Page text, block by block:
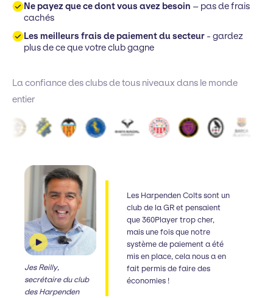
Ne payez que ce dont vous avez besoin – pas de frais
cachés
Les meilleurs frais de paiement du secteur - gardez
plus de ce que votre club gagne
La confiance des clubs de tous niveaux dans le monde
entier
Jes Reilly,
secrétaire du club
des Harpenden
Les Harpenden Colts sont un
club de la GR et pensaient
que 360Player trop cher,
mais une fois que notre
système de paiement a été
mis en place, cela nous a en
fait permis de faire des
économies !